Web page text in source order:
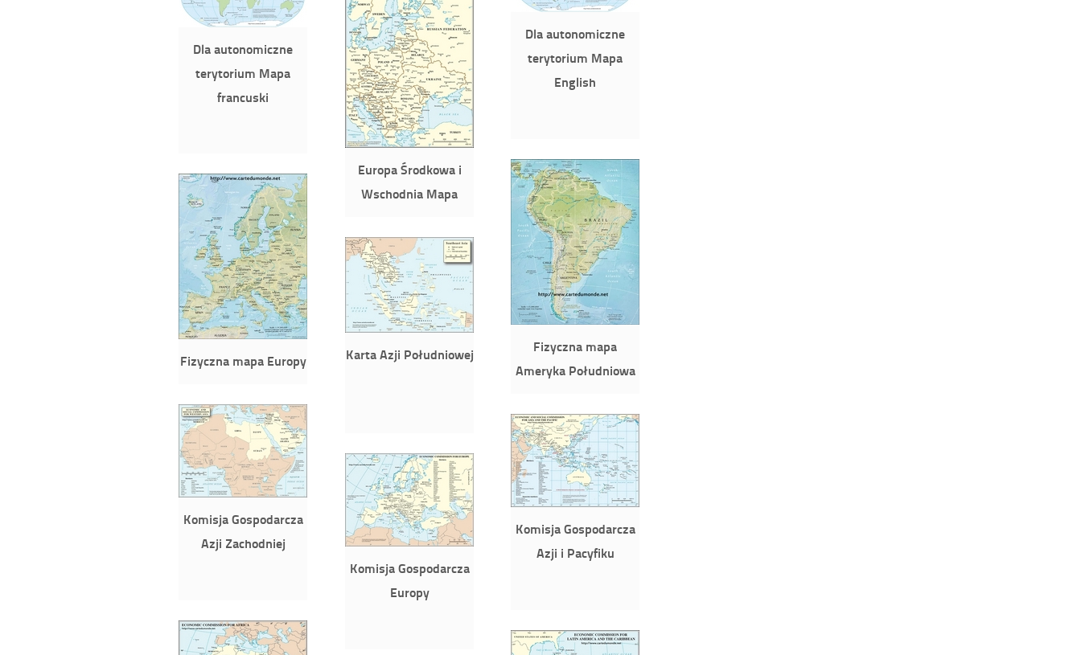
Dla autonomiczne
terytorium Mapa
English
Dla autonomiczne
terytorium Mapa
francuski
Europa Środkowa i
Wschodnia Mapa
Fizyczna mapa
Ameryka Południowa
Fizyczna mapa Europy Karta Azji Południowej
Komisja Gospodarcza
Azji Zachodniej
Komisja Gospodarcza
Azji i Pacyfiku
Komisja Gospodarcza
Europy